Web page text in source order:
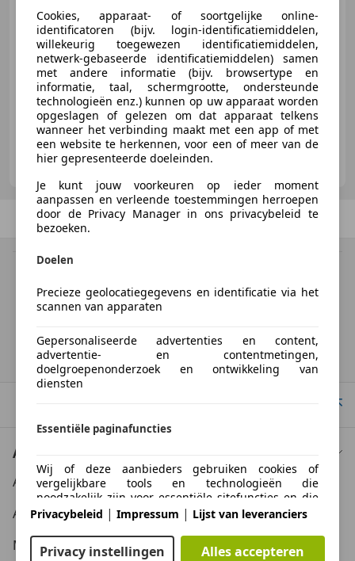
€ 59.940
06/2006 71.440 km Benzine 261 kW (355 PK)
Autobedrijf Gerrit Boks B.V.
NL-7324 AB APELDOORN
Vorige 1/ 1 Volgende
Specificatie van de fabrikant voor nieuwe voertuigen. Afhankelijk van de
kilometerstand, het rijgedrag, de leeftijd van de batterij en het
laadgedrag, kan de radius van occasies aanzienlijk variëren.
Homepage
Auto kopen
Auto kooptips
Auto zoektips
Meer informatie
Cookies, apparaat- of soortgelijke online-
identificatoren (bijv. login-identificatiemiddelen,
willekeurig toegewezen identificatiemiddelen,
netwerk-gebaseerde identificatiemiddelen) samen
met andere informatie (bijv. browsertype en
informatie, taal, schermgrootte, ondersteunde
technologieën enz.) kunnen op uw apparaat worden
opgeslagen of gelezen om dat apparaat telkens
wanneer het verbinding maakt met een app of met
een website te herkennen, voor een of meer van de
hier gepresenteerde doeleinden.
Je kunt jouw voorkeuren op ieder moment
aanpassen en verleende toestemmingen herroepen
door de Privacy Manager in ons privacybeleid te
bezoeken.
Doelen
Precieze geolocatiegegevens en identificatie via het
scannen van apparaten
Gepersonaliseerde advertenties en content,
advertentie- en contentmetingen,
doelgroepenonderzoek en ontwikkeling van
diensten
Essentiële paginafuncties
Wij of deze aanbieders gebruiken cookies of
vergelijkbare tools en technologieën die
noodzakelijk zijn voor essentiële sitefuncties en die
de goede werking van de website garanderen. Ze
worden doorgaans gebruikt als reactie op
gebruikersactiviteit om belangrijke functies mogelijk
te maken, zoals het instellen en beheren van
Privacybeleid | Impressum | Lijst van leveranciers
Privacy instellingen Alles accepteren